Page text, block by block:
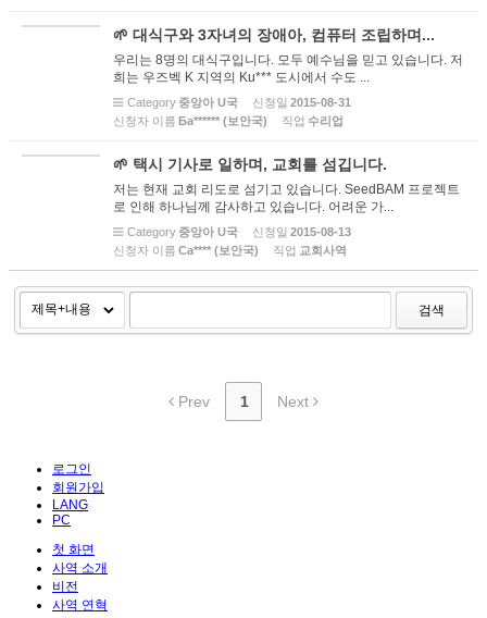
🌱 대식구와 3자녀의 장애아, 컴퓨터 조립하며...
우리는 8명의 대식구입니다. 모두 예수님을 믿고 있습니다. 저
희는 우즈벡 K 지역의 Ku*** 도시에서 수도 ...
Category 중앙아 U국 신청일 2015-08-31
신청자 이름 Ба****** (보안국) 직업 수리업
🌱 택시 기사로 일하며, 교회를 섬깁니다.
저는 현재 교회 리도로 섬기고 있습니다. SeedBAM 프로젝트
로 인해 하나님께 감사하고 있습니다. 어려운 가...
Category 중앙아 U국 신청일 2015-08-13
신청자 이름 Ca**** (보안국) 직업 교회사역
검색
Prev 1 Next
로그인
회원가입
LANG
PC
첫 화면
사역 소개
비전
사역 연혁